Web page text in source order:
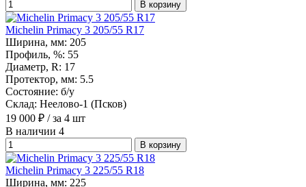
В корзину
Michelin Primacy 3 205/55 R17
Ширина, мм: 205
Профиль, %: 55
Диаметр, R: 17
Протектор, мм: 5.5
Состояние: б/у
Склад: Неелово-1 (Псков)
19 000 ₽ / за 4 шт
В наличии 4
В корзину
Michelin Primacy 3 225/55 R18
Ширина, мм: 225